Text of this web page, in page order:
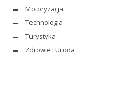
Motoryzacja
Technologia
Turystyka
Zdrowie i Uroda